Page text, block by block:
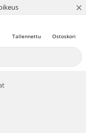
×
Ostoskori
Tallennettu